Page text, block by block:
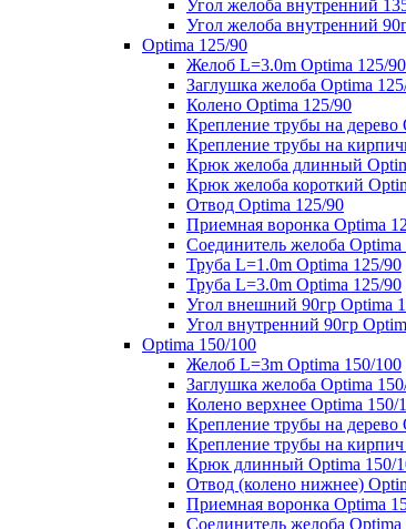
Угол желоба внутренний
Угол желоба внутренний
Optima 125/90
Желоб L=3.0m Optima 125/90
Заглушка желоба Optima
Колено Optima 125/90
Крепление трубы на дерево
Крепление трубы на
Крюк желоба длинный
Крюк желоба короткий
Отвод Optima 125/90
Приемная воронка Optima
Соединитель желоба Optima
Труба L=1.0m Optima 125/90
Труба L=3.0m Optima 125/90
Угол внешний 90гр Optima
Угол внутренний 90гр
Optima 150/100
Желоб L=3m Optima 150/100
Заглушка желоба Optima
Колено верхнее Optima 150/
Крепление трубы на дерево
Крепление трубы на
Крюк длинный Optima 150/
Отвод (колено нижнее)
Приемная воронка Optima
Соединитель желоба Optima